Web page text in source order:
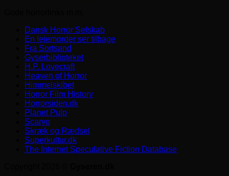
Dansk Horror Selskab
En lejemorder ser tilbage
Fra Sortsand
Gyserbiblioteket
H.P. Lovecraft
Heaven of Horror
Himmelskibet
Horror Film History
Horrorsiden.dk
Planet Pulp
Scaryo
Skræk og Rædsel
Superkultur.dk
The Internet Speculative Fiction Database